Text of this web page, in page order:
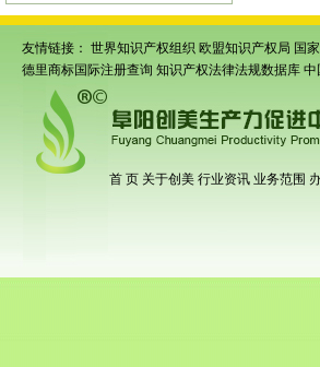
友情链接： 世界知识产权组织 欧盟知识产权局 国
德里商标国际注册查询 知识产权法律法规数据库 中
首 页 关于创美 行业资讯 业务范围